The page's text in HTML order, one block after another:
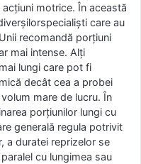
motrice. În această
care au
recomandă porţiuni
mai intense. Alţi
lungi care pot fi
decât cea a probei
mare de lucru. În
porţiunilor lungi cu
generală regula potrivit
a duratei reprizelor se
cu lungimea sau